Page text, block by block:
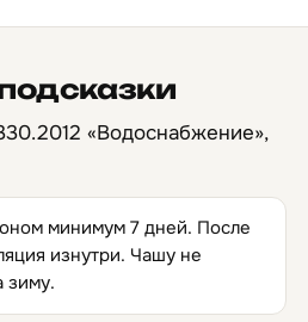
«Водоснабжение»,
минимум 7 дней. После
изнутри. Чашу не
зиму.